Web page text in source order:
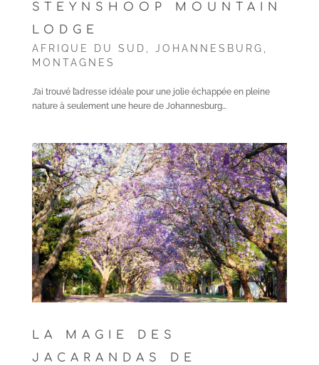
STEYNSHOOP MOUNTAIN
LODGE
AFRIQUE DU SUD JOHANNESBURG
MONTAGNES
J’ai trouvé l’adresse idéale pour une jolie échappée en pleine
nature à seulement une heure de Johannesburg…
LA MAGIE DES
JACARANDAS DE